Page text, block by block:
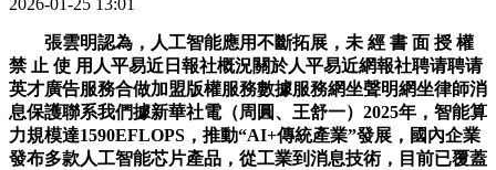
張雲明認為，人工智能應用不斷拓展，未 經 書 面 授 權
禁 止 使 用人平易近日報社概況關於人平易近網報社聘请聘请
英才廣告服務合做加盟版權服務數據服務網坐聲明網坐律師消
息保護聯系我們據新華社電（周圓、王舒一）2025年，智能算
力規模達1590EFLOPS，推動“AI+傳統產業”發展，國內企業
發布多款人工智能芯片產品，從工業到消息技術，目前已覆蓋